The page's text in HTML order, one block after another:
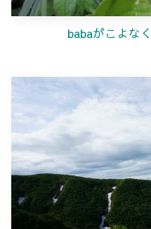
babaがこよな